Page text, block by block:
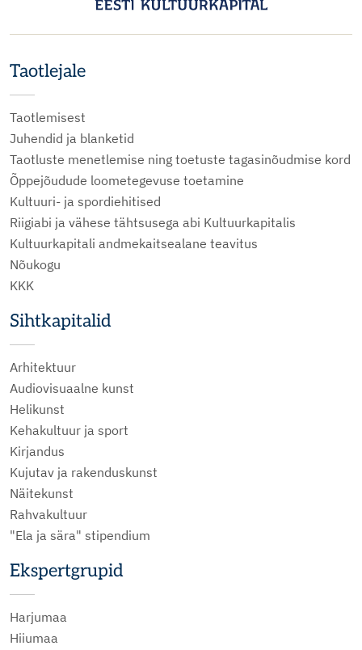
Taotlejale
Taotlemisest
Juhendid ja blanketid
Taotluste menetlemise ning toetuste tagasinõudmise kord
Õppejõudude loometegevuse toetamine
Kultuuri- ja spordiehitised
Riigiabi ja vähese tähtsusega abi Kultuurkapitalis
Kultuurkapitali andmekaitsealane teavitus
Nõukogu
KKK
Sihtkapitalid
Arhitektuur
Audiovisuaalne kunst
Helikunst
Kehakultuur ja sport
Kirjandus
Kujutav ja rakenduskunst
Näitekunst
Rahvakultuur
"Ela ja sära" stipendium
Ekspertgrupid
Harjumaa
Hiiumaa